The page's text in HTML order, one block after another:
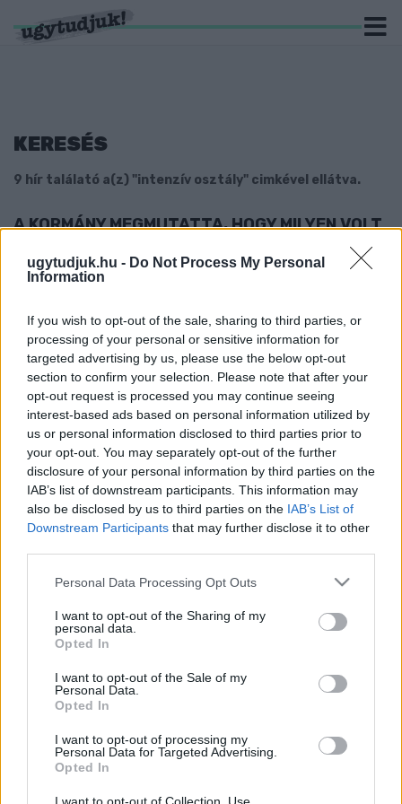
ugytudjuk.hu - Do Not Process My Personal
Information
If you wish to opt-out of the sale, sharing to third parties, or
processing of your personal or sensitive information for
targeted advertising by us, please use the below opt-out
section to confirm your selection. Please note that after your
opt-out request is processed you may continue seeing
interest-based ads based on personal information utilized by
us or personal information disclosed to third parties prior to
your opt-out. You may separately opt-out of the further
disclosure of your personal information by third parties on the
IAB’s list of downstream participants. This information may
also be disclosed by us to third parties on the IAB’s List of
Downstream Participants that may further disclose it to other
Please note that this website/app uses one or more Google
not limited to your visit or usage behaviour. You may click to
grant or deny consent to Google and its third-party tags to
use your data for below specified purposes in below Google
consent section.
Personal Data Processing Opt Outs
I want to opt-out of the Sharing of my
personal data.
Opted In
I want to opt-out of the Sale of my
Personal Data.
Opted In
I want to opt-out of processing my
Personal Data for Targeted Advertising.
Opted In
KERESÉS
9 hír találató a(z) "intenzív osztály" cimkével ellátva.
A KORMÁNY MEGMUTATTA, HOGY MILYEN VOLT
A KARÁCSONY A COVID-INTENZÍV OSZTÁLYON
2021. december. 27. 08:57
"Az adrenalin hajt minket" - mondja a Gottsegen kórház
BREAKING: ÉLETVESZÉLYBEN VAN DAMU
ROLAND
2021. december. 16. 08:25
A színész mélyaltatásban fekszik az intenzíven.
EGÉSZSÉGÜGYI DOLGOZÓ AZ
UGYTUDJUKNAK: A RENDSZER ELÉG
SZÜRREÁLIS MÓDON KÉSZÜL A NEGYEDIK
HULLÁMRA
2021. szeptember. 30. 16:00
Forrásunk szerint az egészségügyben zajló trükközést,
kompetenciahiányt, szervezetlenséget jól el lehet fedni azzal,
SZEPTEMBER 15-TŐL ÚJBÓL SZIGORÍTANAK
AUSZTRIÁBAN
2021. szeptember. 08. 15:36
3 lépcsős tervvel álltak elő az osztrák hatóságok, rövidül a
tesztek érvényessége, több helyen is előírják az FFP2-es
maszkok használatát.
MAGYAR ORVOSOK SZAKSZERVEZETE: ANNYI
FIATAL VAN INTENZÍVEN, HOGY A 65-70 ÉV
FELETTIEKET NEM TUDJÁK
LÉLEGEZTETŐGÉPRE TENNI
2021. március. 29. 18:40
Szerintük nagyobb szigorításra lenne szükség.